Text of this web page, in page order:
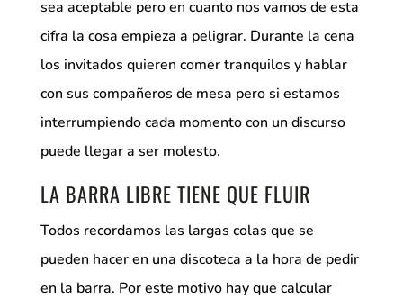
sea aceptable pero en cuanto nos vamos de esta
cifra la cosa empieza a peligrar. Durante la cena
los invitados quieren comer tranquilos y hablar
con sus compañeros de mesa pero si estamos
interrumpiendo cada momento con un discurso
puede llegar a ser molesto.
LA BARRA LIBRE TIENE QUE FLUIR
Todos recordamos las largas colas que se
pueden hacer en una discoteca a la hora de pedir
en la barra. Por este motivo hay que calcular